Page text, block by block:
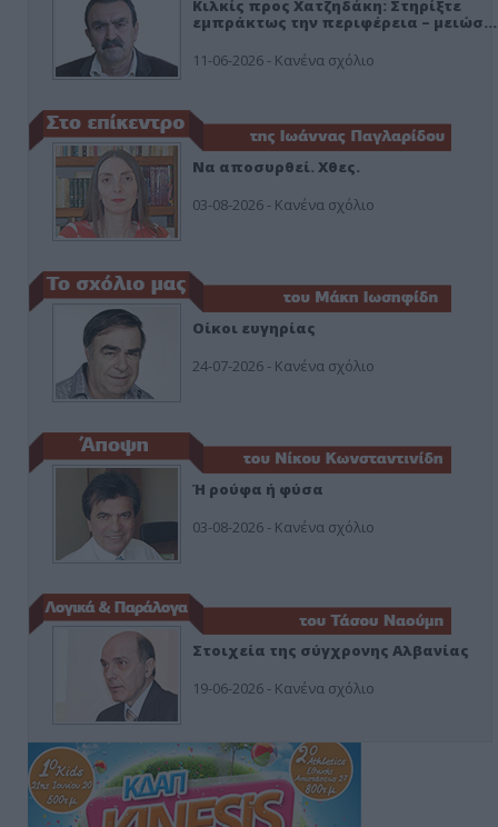
Κιλκίς προς Χατζηδάκη: Στηρίξτε
εμπράκτως την περιφέρεια – μειώσ…
11-06-2026 - Κανένα σχόλιο
Να αποσυρθεί. Χθες.
03-08-2026 - Κανένα σχόλιο
Οίκοι ευγηρίας
24-07-2026 - Κανένα σχόλιο
Ή ρούφα ή φύσα
03-08-2026 - Κανένα σχόλιο
Στοιχεία της σύγχρονης Αλβανίας
19-06-2026 - Κανένα σχόλιο